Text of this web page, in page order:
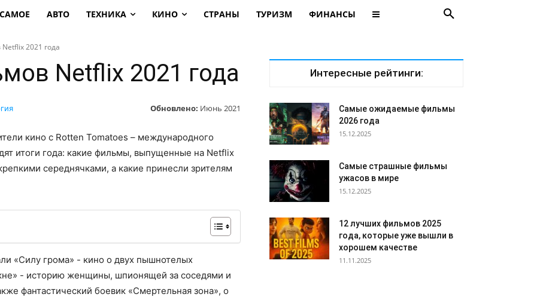
САМОЕ АВТО ТЕХНИКА КИНО СТРАНЫ ТУРИЗМ ФИНАНСЫ
2021 года
Netflix 2021 года
Обновлено: Июнь 2021
кино с Rotten Tomatoes – международного
итоги года: какие фильмы, выпущенные на Netflix
середнячками, а какие принесли зрителям
«Силу грома» - кино о двух пышнотелых
- историю женщины, шпионящей за соседями и
фантастический боевик «Смертельная зона», о
Интересные рейтинги:
Самые ожидаемые фильмы
2026 года
15.12.2025
Самые страшные фильмы
ужасов в мире
15.12.2025
12 лучших фильмов 2025
года, которые уже вышли в
хорошем качестве
11.11.2025